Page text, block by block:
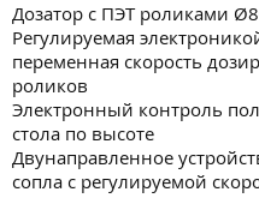
Дозатор с ПЭТ роликами
Регулируемая
переменная скорость
роликов
Электронный контроль
стола по высоте
Двунаправленное
сопла с регулируемой